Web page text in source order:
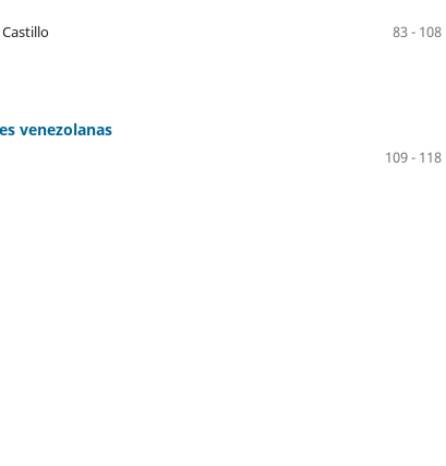
83 - 108
venezolanas
109 - 118